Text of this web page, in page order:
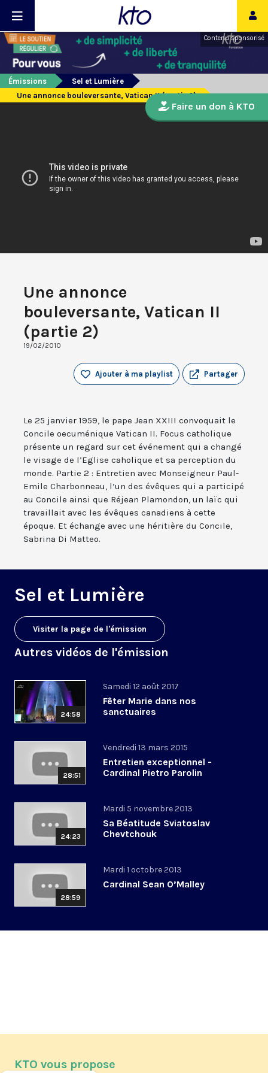
Contenu sponsorisé
Émissions
Sel et Lumière
Une annonce bouleversante, Vatican II (partie 2)
Une annonce
bouleversante, Vatican II
(partie 2)
19/02/2010
Partager
Ajouter à ma playlist
Le 25 janvier 1959, le pape Jean XXIII convoquait le
Concile oecuménique Vatican II. Focus catholique
présente un regard sur cet événement qui a changé
le visage de l’Eglise caholique et sa perception du
monde. Partie 2 : Entretien avec Monseigneur Paul-
Emile Charbonneau, l’un des évêques qui a participé
au Concile ainsi que Réjean Plamondon, un laïc qui
travaillait avec les évêques canadiens à cette
époque. Et échange avec une héritière du Concile,
Sabrina Di Matteo.
Sel et Lumière
Visiter la page de l'émission
Autres vidéos de l'émission
24:58
Samedi 12 août 2017
Fêter Marie dans nos
sanctuaires
28:51
Vendredi 13 mars 2015
Entretien exceptionnel -
Cardinal Pietro Parolin
24:23
Mardi 5 novembre 2013
Sa Béatitude Sviatoslav
Chevtchouk
28:59
Mardi 1 octobre 2013
Cardinal Sean O’Malley
Faire un don à KTO
KTO vous propose